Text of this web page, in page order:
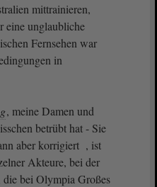
mittrainieren,
eine unglaubliche
Fernsehen war
in
, meine Damen und
betrübt hat - Sie
aber korrigiert , ist
Akteure, bei der
die bei Olympia Großes